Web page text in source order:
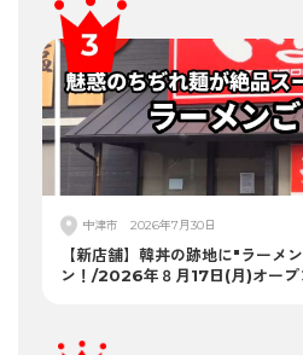
中津市 2026年7月30日
【新店舗】韓丼の跡地に"ラーメ
ン！/2026年８月17日(月)オープ